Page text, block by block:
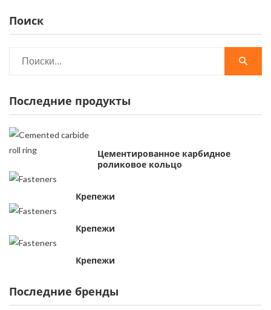
Поиск
Последние продукты
Цементированное карбидное
роликовое кольцо
Крепежи
Крепежи
Крепежи
Последние бренды